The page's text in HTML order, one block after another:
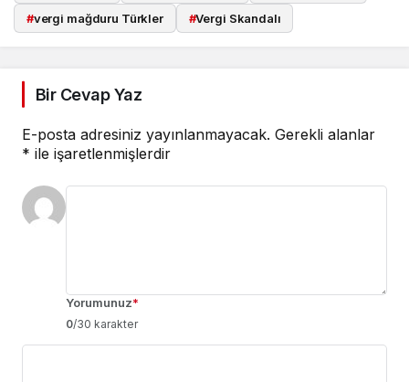
#vergi mağduru Türkler #Vergi Skandalı
Bir Cevap Yaz
E-posta adresiniz yayınlanmayacak. Gerekli alanlar
* ile işaretlenmişlerdir
Yorumunuz*
0/30 karakter